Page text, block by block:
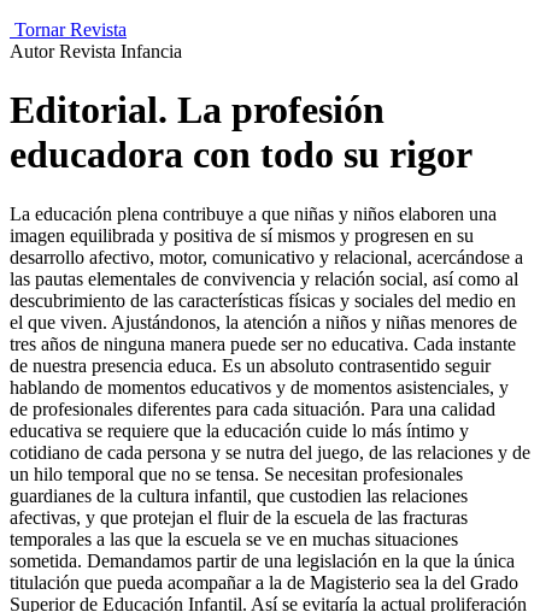
Tornar Revista
Autor Revista Infancia
Editorial. La profesión
educadora con todo su rigor
La educación plena contribuye a que niñas y niños elaboren una
imagen equilibrada y positiva de sí mismos y progresen en su
desarrollo afectivo, motor, comunicativo y relacional, acercándose a
las pautas elementales de convivencia y relación social, así como al
descubrimiento de las características físicas y sociales del medio en
el que viven. Ajustándonos, la atención a niños y niñas menores de
tres años de ninguna manera puede ser no educativa. Cada instante
de nuestra presencia educa. Es un absoluto contrasentido seguir
hablando de momentos educativos y de momentos asistenciales, y
de profesionales diferentes para cada situación. Para una calidad
educativa se requiere que la educación cuide lo más íntimo y
cotidiano de cada persona y se nutra del juego, de las relaciones y de
un hilo temporal que no se tensa. Se necesitan profesionales
guardianes de la cultura infantil, que custodien las relaciones
afectivas, y que protejan el fluir de la escuela de las fracturas
temporales a las que la escuela se ve en muchas situaciones
sometida. Demandamos partir de una legislación en la que la única
titulación que pueda acompañar a la de Magisterio sea la del Grado
Superior de Educación Infantil. Así se evitaría la actual proliferación